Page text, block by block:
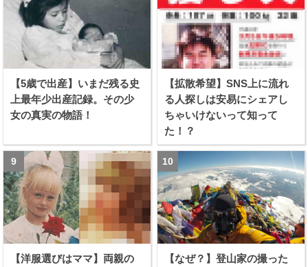
【5歳で出産】いまだ残る史
上最年少出産記録。その少
女の真実の物語！
【拡散希望】SNS上に流れ
る人探しは安易にシェアし
ちゃいけないって知って
た！？
【洋服選びはママ】両親の
【なぜ？】登山家の撮った